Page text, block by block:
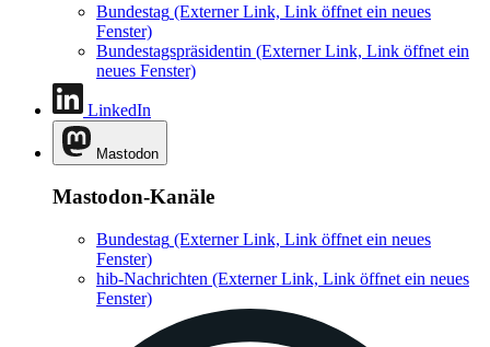
Bundestag (Externer Link, Link öffnet ein neues
Fenster)
Bundestagspräsidentin (Externer Link, Link öffnet ein
neues Fenster)
LinkedIn
Mastodon
Mastodon-Kanäle
Bundestag (Externer Link, Link öffnet ein neues
Fenster)
hib-Nachrichten (Externer Link, Link öffnet ein neues
Fenster)